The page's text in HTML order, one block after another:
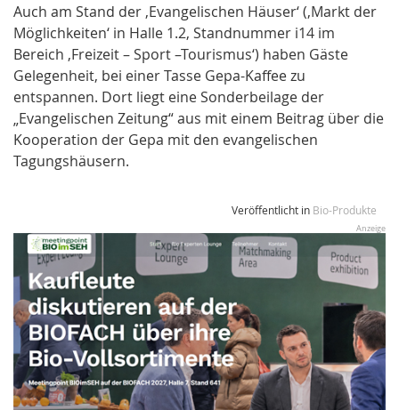
Auch am Stand der ‚Evangelischen Häuser‘ (‚Markt der
Möglichkeiten‘ in Halle 1.2, Standnummer i14 im
Bereich ‚Freizeit – Sport –Tourismus‘) haben Gäste
Gelegenheit, bei einer Tasse Gepa-Kaffee zu
entspannen. Dort liegt eine Sonderbeilage der
„Evangelischen Zeitung“ aus mit einem Beitrag über die
Kooperation der Gepa mit den evangelischen
Tagungshäusern.
Veröffentlicht in Bio-Produkte
Anzeige